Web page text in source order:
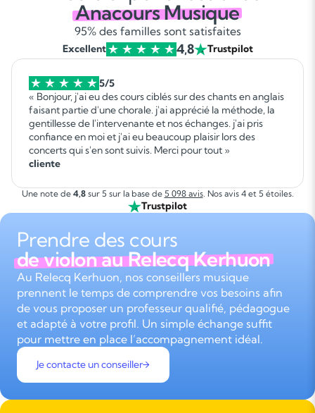
Anacours Musique
95% des familles sont satisfaites
Excellent 4,8 Trustpilot
5/5
« Bonjour, j'ai eu des cours ciblés sur des chants en anglais
faisant partie d'une chorale. j'ai apprécié la méthode, la
gentillesse de l'intervenante et nos échanges. j'ai pris
confiance en moi et j'ai eu beaucoup plaisir lors des
concerts qui s'en sont suivis. Merci pour tout »
cliente
Une note de 4,8sur 5 sur la base de 5 098 avis. Nos avis 4 et 5 étoiles.
Trustpilot
Prendre des cours
de violon au Relecq Kerhuon
Au Relecq Kerhuon, nos conseillers musique
prennent le temps de comprendre vos besoins afin
de vous proposer un professeur qualifié, pédagogue
et adapté à votre profil. Un simple échange suffit
pour mettre en place l’accompagnement idéal.
Je contacte un conseiller